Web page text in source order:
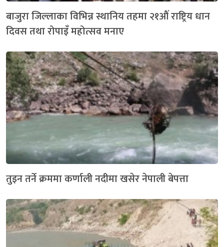
बाजुरा जिल्लाका विभिन्न स्थानिय तहमा २१औं राष्ट्रिय धान
दिवस तथा रोपाइँ महोत्सव मनाए
तुइन तर्ने क्रममा कर्णाली नदीमा खसेर नेपाली बेपत्ता